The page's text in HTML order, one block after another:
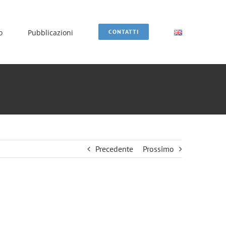
Pubblicazioni CONTATTI
Precedente Prossimo